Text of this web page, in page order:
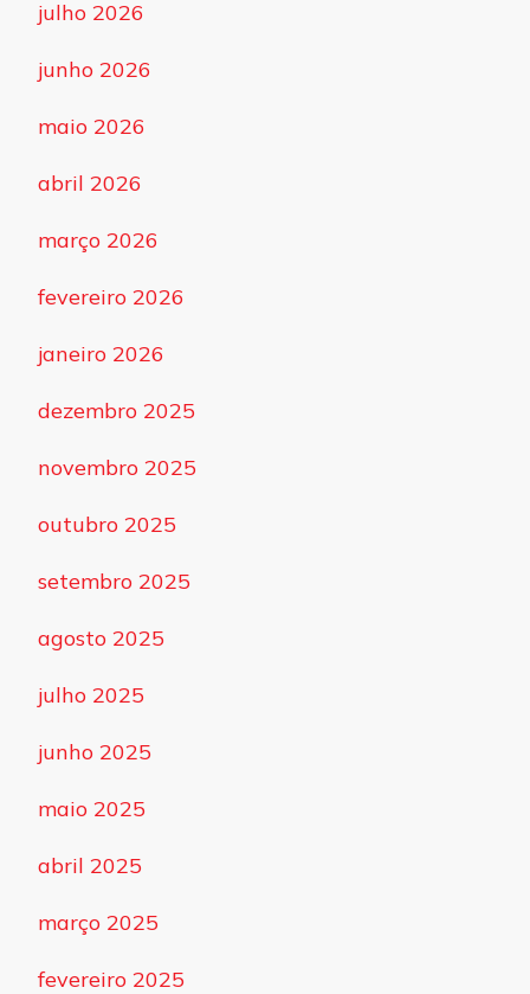
julho 2026
junho 2026
maio 2026
abril 2026
março 2026
fevereiro 2026
janeiro 2026
dezembro 2025
novembro 2025
outubro 2025
setembro 2025
agosto 2025
julho 2025
junho 2025
maio 2025
abril 2025
março 2025
fevereiro 2025